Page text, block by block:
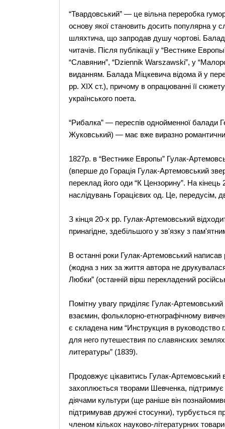
“Твардовський” — це вільна переробка
основу якої становить досить популярна у
шляхтича, що запродав душу чортові.
читачів. Після публікації у “Вестнике
“Славянин”, “Dziennik Warszawski”, у
виданням. Балада Міцкевича відома й у
pp. XIX ст.), причому в опрацюванні її
українського поета.
“Рибалка” — переспів однойменної балади
Жуковський) — має вже виразно
1827р. в “Вестнике Европы” Гулак-
(вперше до Горація Гулак-Артемовський
переклад його оди “К Цензорину”. На кінець
наслідувань Горацієвих од. Це, передусім,
З кінця 20-х pp. Гулак-Артемовський
принагідне, здебільшого у зв'язку з
В останні роки Гулак-Артемовський
(жодна з них за життя автора не
Любки” (останній вірш перекладений
Помітну увагу приділяє Гулак-
взаємин, фольклорно-етнографічному
є складена ним “Инструкция в
для него путешествия по славянских
литературы” (1839).
Продовжує цікавитись Гулак-Артемовський
захоплюється творами Шевченка,
діячами культури (ще раніше він
підтримував дружні стосунки), турбується
членом кількох науково-літературних